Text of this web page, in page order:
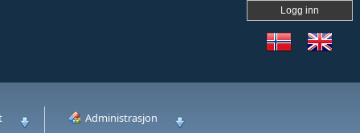
Logg inn
Administrasjon